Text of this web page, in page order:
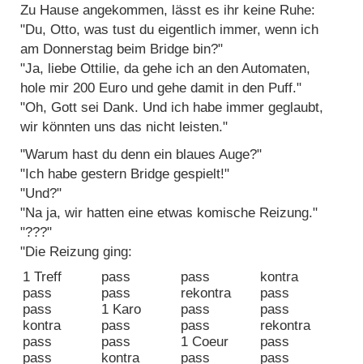
Zu Hause angekommen, lässt es ihr keine Ruhe:
"Du, Otto, was tust du eigentlich immer, wenn ich
am Donnerstag beim Bridge bin?"
"Ja, liebe Ottilie, da gehe ich an den Automaten,
hole mir 200 Euro und gehe damit in den Puff."
"Oh, Gott sei Dank. Und ich habe immer geglaubt,
wir könnten uns das nicht leisten."
"Warum hast du denn ein blaues Auge?"
"Ich habe gestern Bridge gespielt!"
"Und?"
"Na ja, wir hatten eine etwas komische Reizung."
"???"
"Die Reizung ging:
1 Treff pass pass
kontra
pass
pass rekontra
pass
pass
1 Karo pass
pass
kontra
pass pass
rekontra
pass
pass 1 Coeur
pass
pass
kontra pass
pass